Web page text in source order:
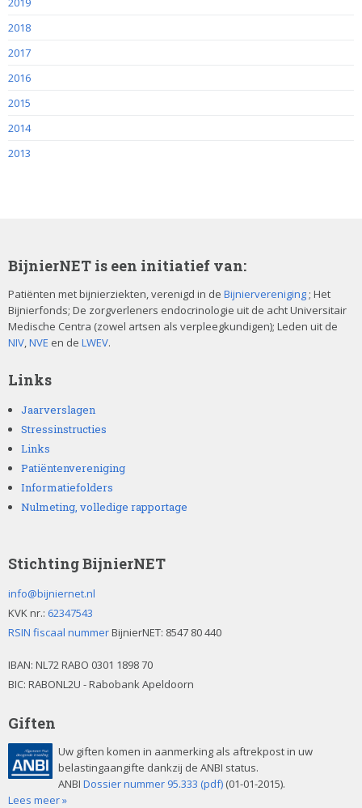
2018
2017
2016
2015
2014
2013
BijnierNET is een initiatief van:
Patiënten met bijnierziekten, verenigd in de Bijniervereniging ; Het
Bijnierfonds; De zorgverleners endocrinologie uit de acht Universitair
Medische Centra (zowel artsen als verpleegkundigen); Leden uit de
NIV,NVE en de LWEV.
Links
Jaarverslagen
Stressinstructies
Links
Patiëntenvereniging
Informatiefolders
Nulmeting, volledige rapportage
Stichting BijnierNET
info@bijniernet.nl
KVK nr.: 62347543
RSIN fiscaal nummerBijnierNET: 8547 80 440
IBAN: NL72 RABO 0301 1898 70
BIC: RABONL2U - Rabobank Apeldoorn
Giften
Uw giften komen in aanmerking als aftrekpost in uw
belastingaangifte dankzij de ANBI status.
ANBI Dossier nummer 95.333 (pdf) (01-01-2015).
Lees meer »